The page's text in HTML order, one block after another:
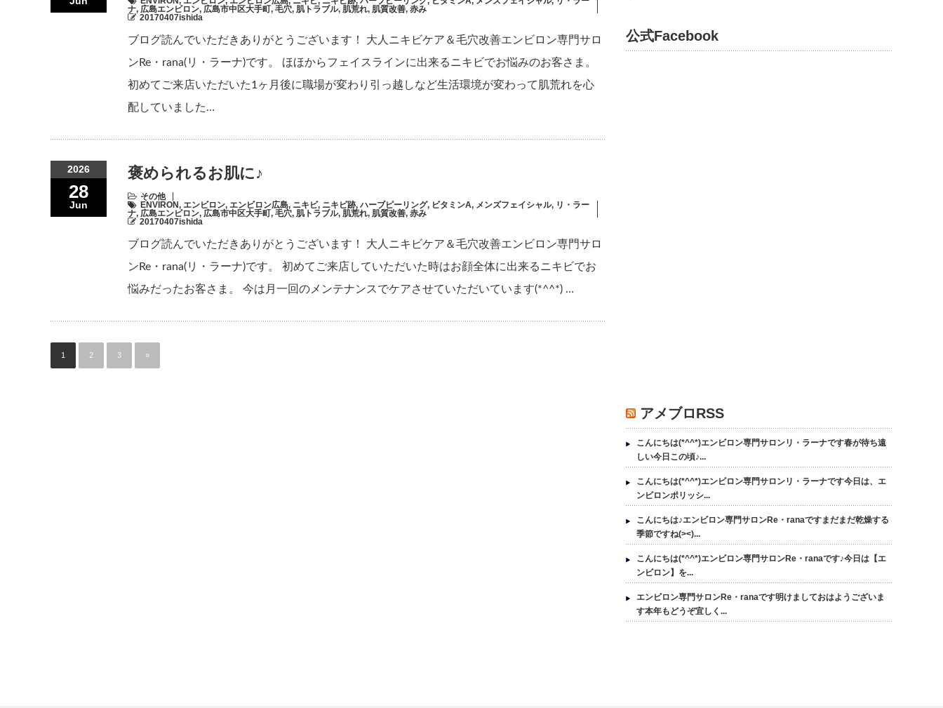
ナ, 広島エンビロン, 広島市中区大手町, 毛穴, 肌トラブル, 肌荒れ, 肌質改善, 赤み
20170407ishida
ブログ読んでいただきありがとうございます！ 大人ニキビケア＆毛穴改善エンビロン専門サロ
ンRe・rana(リ・ラーナ)です。 ほほからフェイスラインに出来るニキビでお悩みのお客さま。
初めてご来店いただいた1ヶ月後に職場が変わり引っ越しなど生活環境が変わって肌荒れを心
配していました…
2026
28
Jun
褒められるお肌に♪
その他
ENVIRON, エンビロン, エンビロン広島, ニキビ, ニキビ跡, ハーブピーリング, ビタミンA, メンズフェイシャル, リ・ラー
ナ, 広島エンビロン, 広島市中区大手町, 毛穴, 肌トラブル, 肌荒れ, 肌質改善, 赤み
20170407ishida
ブログ読んでいただきありがとうございます！ 大人ニキビケア＆毛穴改善エンビロン専門サロ
ンRe・rana(リ・ラーナ)です。 初めてご来店していただいた時はお顔全体に出来るニキビでお
悩みだったお客さま。 今は月一回のメンテナンスでケアさせていただいています(*^^*) …
1 2 3 »
公式Facebook
アメブロRSS
こんにちは(*^^*)エンビロン専門サロンリ・ラーナです春が待ち遠
しい今日この頃♪...
こんにちは(*^^*)エンビロン専門サロンリ・ラーナです今日は、エ
ンビロンポリッシ...
こんにちは♪エンビロン専門サロンRe・ranaですまだまだ乾燥する
季節ですね(><)...
こんにちは(*^^*)エンビロン専門サロンRe・ranaです♪今日は【エ
ンビロン】を...
エンビロン専門サロンRe・ranaです明けましておはようございま
す本年もどうぞ宜しく...